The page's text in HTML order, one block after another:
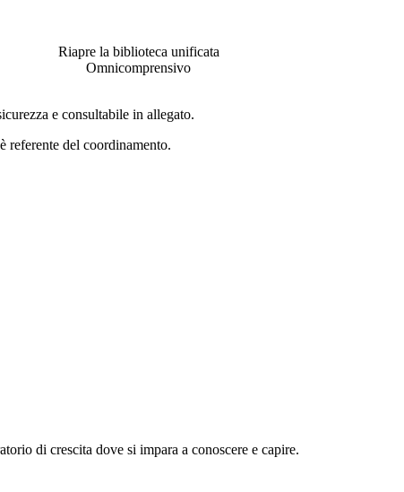
Riapre la biblioteca unificata
Omnicomprensivo
e consultabile in allegato.
referente del coordinamento.
di crescita dove si impara a conoscere e capire.